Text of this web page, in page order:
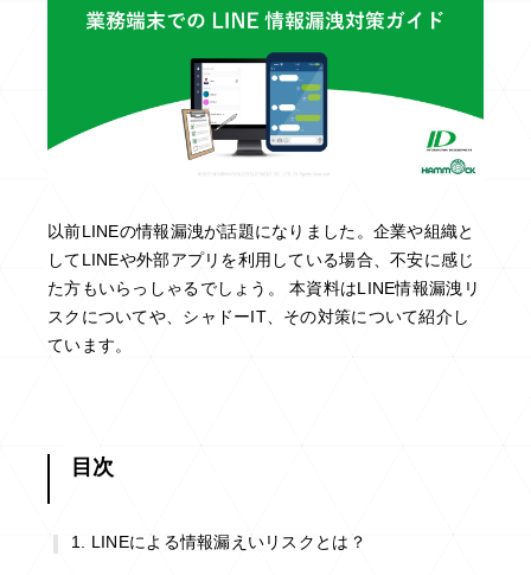
以前LINEの情報漏洩が話題になりました。企業や組織と
してLINEや外部アプリを利用している場合、不安に感じ
た方もいらっしゃるでしょう。 本資料はLINE情報漏洩リ
スクについてや、シャドーIT、その対策について紹介し
ています。
目次
LINEによる情報漏えいリスクとは？